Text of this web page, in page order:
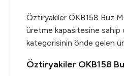
Öztiryakiler OKB158 Buz
üretme kapasitesine sahip
kategorisinin önde gelen
Öztiryakiler OKB158